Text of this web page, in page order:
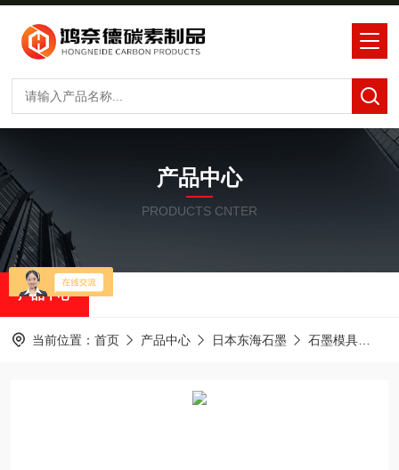
产品中心
PRODUCTS CNTER
产品中心
当前位置： 首页 产品中心 日本东海石墨 石墨模具